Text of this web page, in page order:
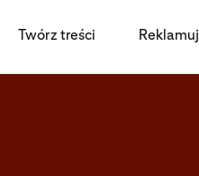
Twórz treści Reklamuj